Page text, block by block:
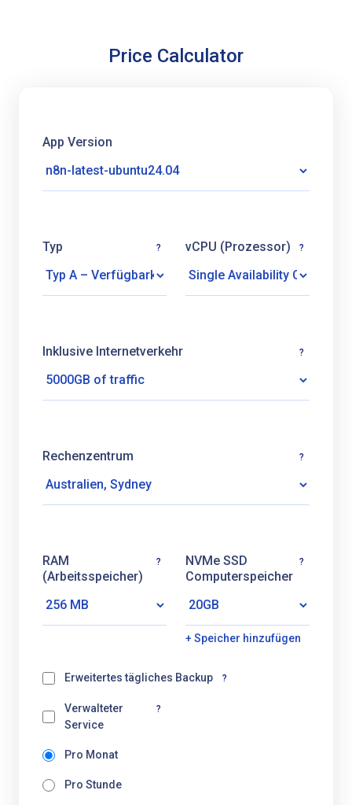
Price Calculator
App Version
Typ ? vCPU (Prozessor) ?
Inklusive Internetverkehr ?
Rechenzentrum ?
RAM
(Arbeitsspeicher)
?
NVMe SSD
Computerspeicher
?
+ Speicher hinzufügen
Erweitertes tägliches Backup ?
Verwalteter
Service
?
Pro Monat
Pro Stunde